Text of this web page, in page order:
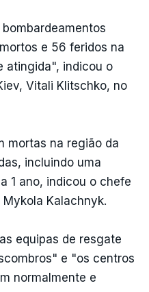
e 56 feridos na
atingida", indicou o
Vitali Klitschko, no
mortas na região da
incluindo uma
1 ano, indicou o chefe
Kalachnyk.
equipas de resgate
e "os centros
normalmente e